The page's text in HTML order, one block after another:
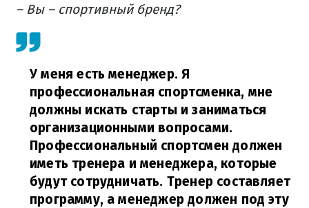
– Вы – спортивный бренд?
У меня есть менеджер. Я
профессиональная спортсменка, мне
должны искать старты и заниматься
организационными вопросами.
Профессиональный спортсмен должен
иметь тренера и менеджера, которые
будут сотрудничать. Тренер составляет
программу, а менеджер должен под эту